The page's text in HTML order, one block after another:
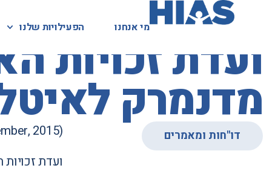
מי אנחנו הפעילויות שלנו מי אנחנו הפעילויות שלנו המאגר המשפטי
ועדת זכויות
מדנמרק
דו"חות ומאמרים
2015)